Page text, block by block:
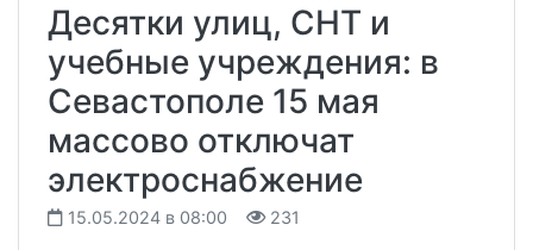
Десятки улиц, СНТ и
учебные учреждения: в
Севастополе 15 мая
массово отключат
электроснабжение
15.05.2024 в 08:00 231